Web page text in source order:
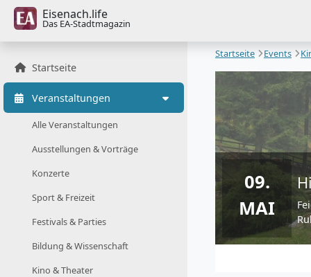
Eisenach.life
Das EA-Stadtmagazin
Startseite
Veranstaltungen
Alle Veranstaltungen
Ausstellungen & Vorträge
Konzerte
Sport & Freizeit
Festivals & Parties
Bildung & Wissenschaft
Kino & Theater
Startseite Events
09.
MAI